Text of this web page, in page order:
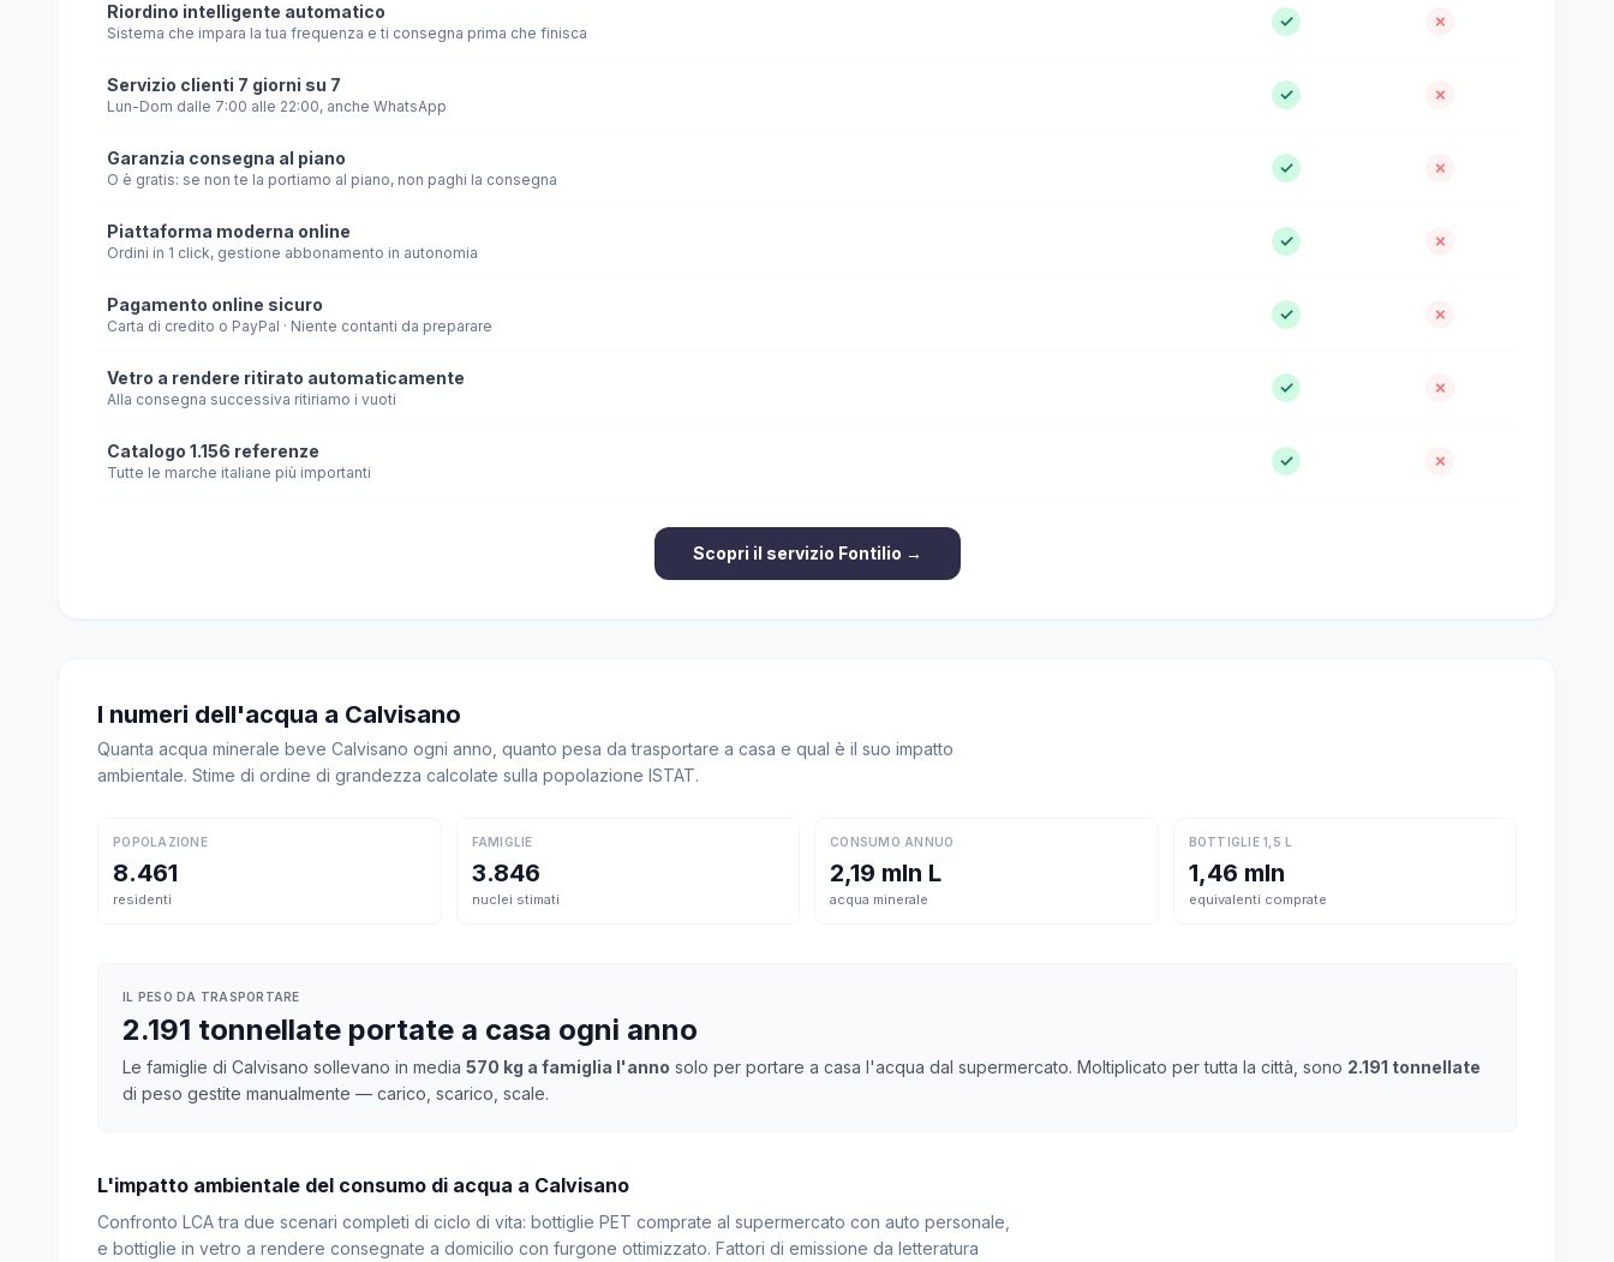
Riordino intelligente automatico
Sistema che impara la tua frequenza e ti consegna prima che finisca
✓ ✗
Servizio clienti 7 giorni su 7
Lun-Dom dalle 7:00 alle 22:00, anche WhatsApp
✓ ✗
Garanzia consegna al piano
O è gratis: se non te la portiamo al piano, non paghi la consegna
✓ ✗
Piattaforma moderna online
Ordini in 1 click, gestione abbonamento in autonomia
✓ ✗
Pagamento online sicuro
Carta di credito o PayPal · Niente contanti da preparare
✓ ✗
Vetro a rendere ritirato automaticamente
Alla consegna successiva ritiriamo i vuoti
✓ ✗
Catalogo 1.156 referenze
Tutte le marche italiane più importanti
✓ ✗
Scopri il servizio Fontilio →
I numeri dell'acqua a Calvisano
Quanta acqua minerale beve Calvisano ogni anno, quanto pesa da trasportare a casa e qual è il suo impatto
ambientale. Stime di ordine di grandezza calcolate sulla popolazione ISTAT.
POPOLAZIONE
8.461
residenti
FAMIGLIE
3.846
nuclei stimati
CONSUMO ANNUO
2,19 mln L
acqua minerale
BOTTIGLIE 1,5 L
1,46 mln
equivalenti comprate
IL PESO DA TRASPORTARE
2.191 tonnellate portate a casa ogni anno
Le famiglie di Calvisano sollevano in media 570 kg a famiglia l'anno solo per portare a casa l'acqua dal supermercato. Moltiplicato per tutta la città, sono 2.191 tonnellate
di peso gestite manualmente — carico, scarico, scale.
L'impatto ambientale del consumo di acqua a Calvisano
Confronto LCA tra due scenari completi di ciclo di vita: bottiglie PET comprate al supermercato con auto personale,
e bottiglie in vetro a rendere consegnate a domicilio con furgone ottimizzato. Fattori di emissione da letteratura